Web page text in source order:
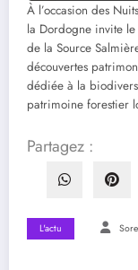
À l’occasion des
la Dordogne invite
de la Source
découvertes
dédiée à la
patrimoine forestier
Partagez :
L'actu